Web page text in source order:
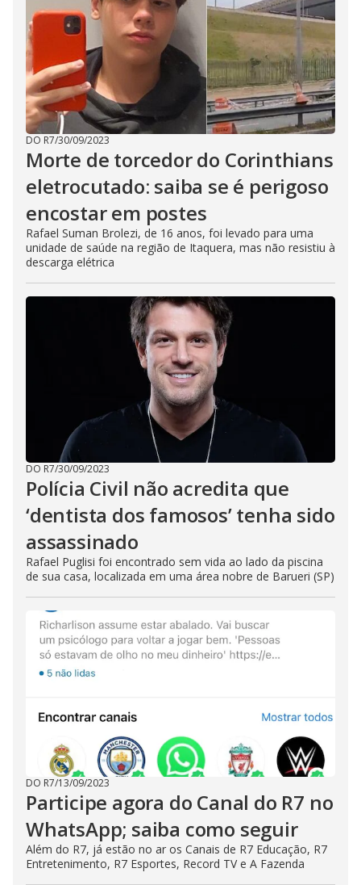
DO R7/30/09/2023
Morte de torcedor do Corinthians
eletrocutado: saiba se é perigoso
encostar em postes
Rafael Suman Brolezi, de 16 anos, foi levado para uma
unidade de saúde na região de Itaquera, mas não resistiu à
descarga elétrica
DO R7/30/09/2023
Polícia Civil não acredita que
‘dentista dos famosos’ tenha sido
assassinado
Rafael Puglisi foi encontrado sem vida ao lado da piscina
de sua casa, localizada em uma área nobre de Barueri (SP)
DO R7/13/09/2023
Participe agora do Canal do R7 no
WhatsApp; saiba como seguir
Além do R7, já estão no ar os Canais de R7 Educação, R7
Entretenimento, R7 Esportes, Record TV e A Fazenda